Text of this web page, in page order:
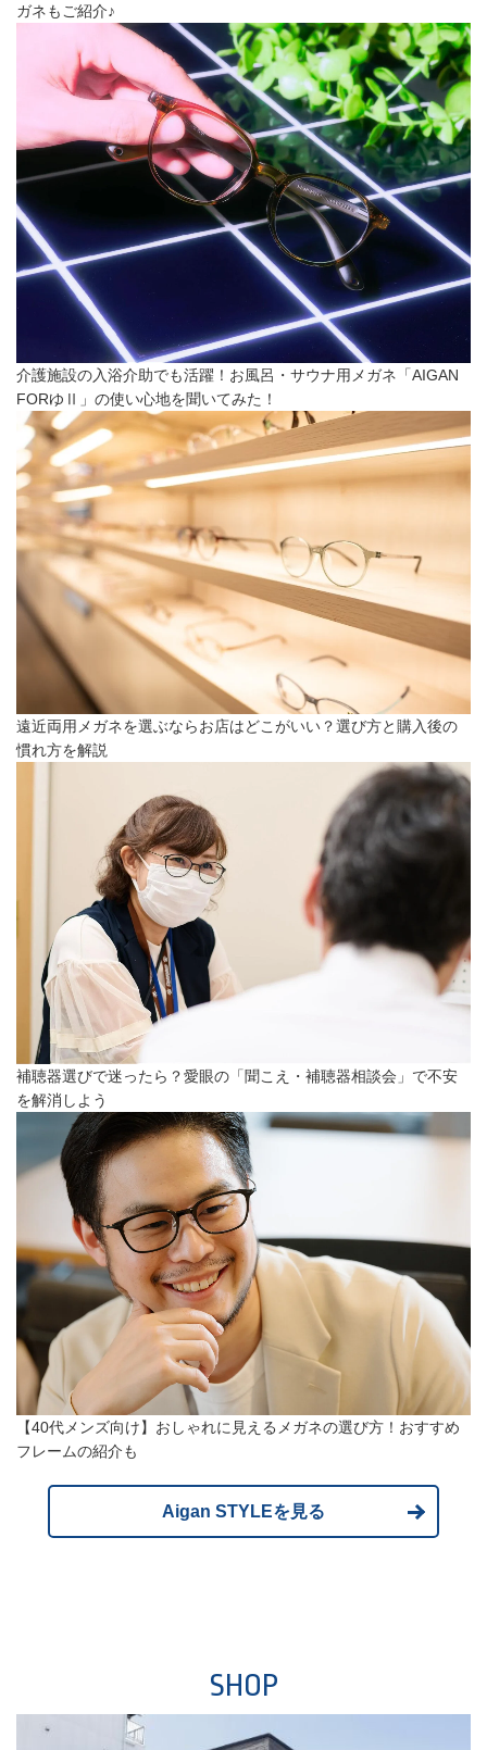
ガネもご紹介♪
介護施設の入浴介助でも活躍！お風呂・サウナ用メガネ「AIGAN
FORゆⅡ」の使い心地を聞いてみた！
遠近両用メガネを選ぶならお店はどこがいい？選び方と購入後の
慣れ方を解説
補聴器選びで迷ったら？愛眼の「聞こえ・補聴器相談会」で不安
を解消しよう
【40代メンズ向け】おしゃれに見えるメガネの選び方！おすすめ
フレームの紹介も
Aigan STYLEを見る
SHOP